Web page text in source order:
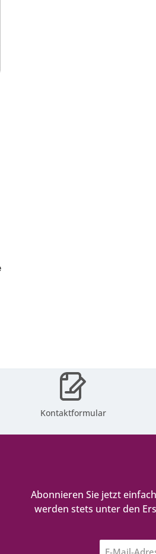
Kontaktformular
Abonnieren Sie jetzt
werden stets unter den